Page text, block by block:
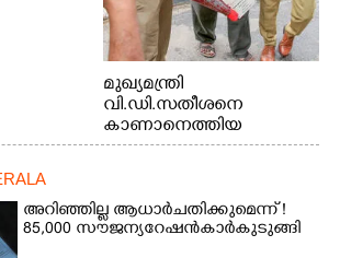
മുഖ്യമന്ത്രി
വി.ഡി.സതീശനെ
കാണാനെത്തിയ
മോഹനൻ നായർ
അറിഞ്ഞില്ല ആധാർ ചതിക്കുമെന്ന് !
85,000 സൗജന്യ റേഷൻകാർ കുടുങ്ങി